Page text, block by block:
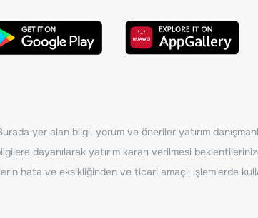
yer alan bilgi, yorum ve öneriler yatırım
dayanılarak yatırım kararı verilmesi
hata ve eksikliğinden ve ticari amaçlı işlemlerde